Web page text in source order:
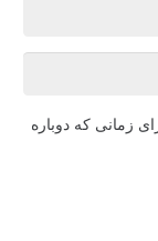
زمانی که دوباره